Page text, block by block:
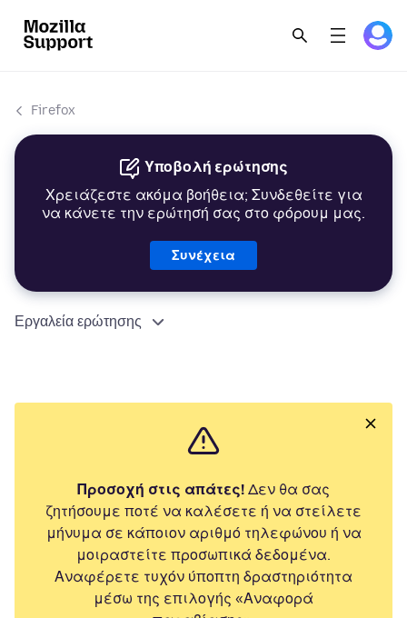
Firefox
Υποβολή ερώτησης
Χρειάζεστε ακόμα βοήθεια; Συνδεθείτε για
να κάνετε την ερώτησή σας στο φόρουμ μας.
Συνέχεια
Εργαλεία ερώτησης
Προσοχή στις απάτες! Δεν θα σας
ζητήσουμε ποτέ να καλέσετε ή να στείλετε
μήνυμα σε κάποιον αριθμό τηλεφώνου ή να
μοιραστείτε προσωπικά δεδομένα.
Αναφέρετε τυχόν ύποπτη δραστηριότητα
μέσω της επιλογής «Αναφορά